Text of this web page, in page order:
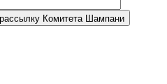
Комитета Шампани